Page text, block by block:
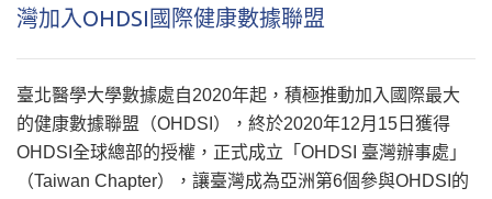
灣加入OHDSI國際健康數據聯盟
臺北醫學大學數據處自2020年起，積極推動加入國際最大
的健康數據聯盟（OHDSI），終於2020年12月15日獲得
OHDSI全球總部的授權，正式成立「OHDSI 臺灣辦事處」
（Taiwan Chapter），讓臺灣成為亞洲第6個參與OHDSI的